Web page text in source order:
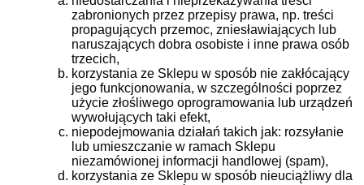
zabronionych przez przepisy prawa, np. treści
propagujących przemoc, zniesławiających lub
naruszających dobra osobiste i inne prawa osób
trzecich,
korzystania ze Sklepu w sposób nie zakłócający
jego funkcjonowania, w szczególności poprzez
użycie złośliwego oprogramowania lub urządzeń
wywołujących taki efekt,
niepodejmowania działań takich jak: rozsyłanie
lub umieszczanie w ramach Sklepu
niezamówionej informacji handlowej (spam),
korzystania ze Sklepu w sposób nieuciążliwy dla